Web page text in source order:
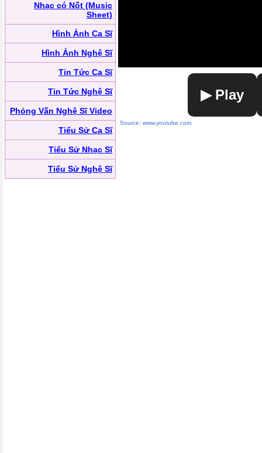
Nhạc có Nốt (Music
Sheet)
Hình Ảnh Ca Sĩ
Hình Ảnh Nghệ Sĩ
Tin Tức Ca Sĩ
Tin Tức Nghệ Sĩ
Phỏng Vấn Nghệ Sĩ Video
Tiểu Sử Ca Sĩ
Tiểu Sử Nhạc Sĩ
Tiểu Sử Nghệ Sĩ
▶ Play
Source: www.youtube.com